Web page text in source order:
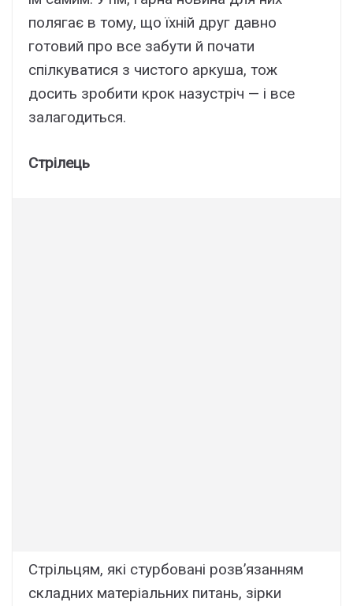
полягає в тому, що їхній друг давно
готовий про все забути й почати
спілкуватися з чистого аркуша, тож
досить зробити крок назустріч — і все
залагодиться.
Стрілець
Стрільцям, які стурбовані розв’язанням
складних матеріальних питань, зірки